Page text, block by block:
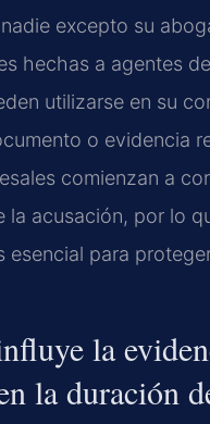
excepto su
hechas a agentes
utilizarse en su
o evidencia
comienzan a
la acusación, por lo
esencial para
la
la duración